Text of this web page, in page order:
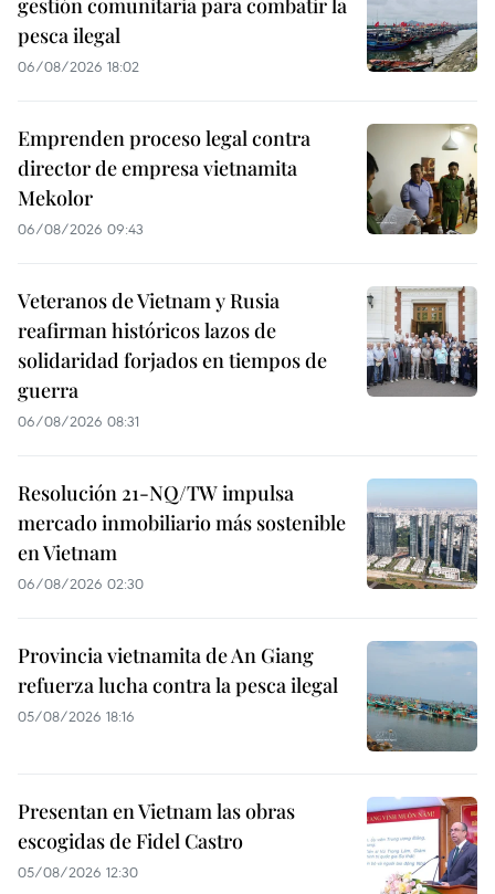
gestión comunitaria para combatir la
pesca ilegal
06/08/2026 18:02
Emprenden proceso legal contra
director de empresa vietnamita
Mekolor
06/08/2026 09:43
Veteranos de Vietnam y Rusia
reafirman históricos lazos de
solidaridad forjados en tiempos de
guerra
06/08/2026 08:31
Resolución 21-NQ/TW impulsa
mercado inmobiliario más sostenible
en Vietnam
06/08/2026 02:30
Provincia vietnamita de An Giang
refuerza lucha contra la pesca ilegal
05/08/2026 18:16
Presentan en Vietnam las obras
escogidas de Fidel Castro
05/08/2026 12:30